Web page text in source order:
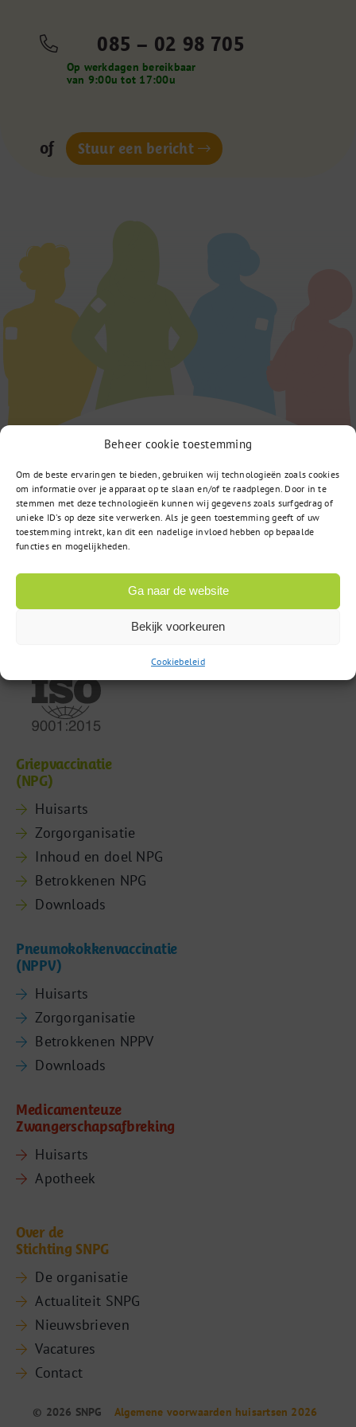
Beheer cookie toestemming
Om de beste ervaringen te bieden, gebruiken wij technologieën zoals cookies
om informatie over je apparaat op te slaan en/of te raadplegen. Door in te
stemmen met deze technologieën kunnen wij gegevens zoals surfgedrag of
unieke ID's op deze site verwerken. Als je geen toestemming geeft of uw
toestemming intrekt, kan dit een nadelige invloed hebben op bepaalde
functies en mogelijkheden.
Ga naar de website
Bekijk voorkeuren
Cookiebeleid
085 – 02 98 705
Op werkdagen bereikbaar
van 9:00u tot 17:00u
of Stuur een bericht
Computerweg 22
3542 DR Utrecht
085 – 02 98 705
Griepvaccinatie
(NPG)
Huisarts
Zorgorganisatie
Inhoud en doel NPG
Betrokkenen NPG
Downloads
Pneumokokkenvaccinatie
(NPPV)
Huisarts
Zorgorganisatie
Betrokkenen NPPV
Downloads
Medicamenteuze
Zwangerschapsafbreking
Huisarts
Apotheek
Over de
Stichting SNPG
De organisatie
Actualiteit SNPG
Nieuwsbrieven
Vacatures
Contact
© 2026 SNPG
Algemene voorwaarden huisartsen 2026